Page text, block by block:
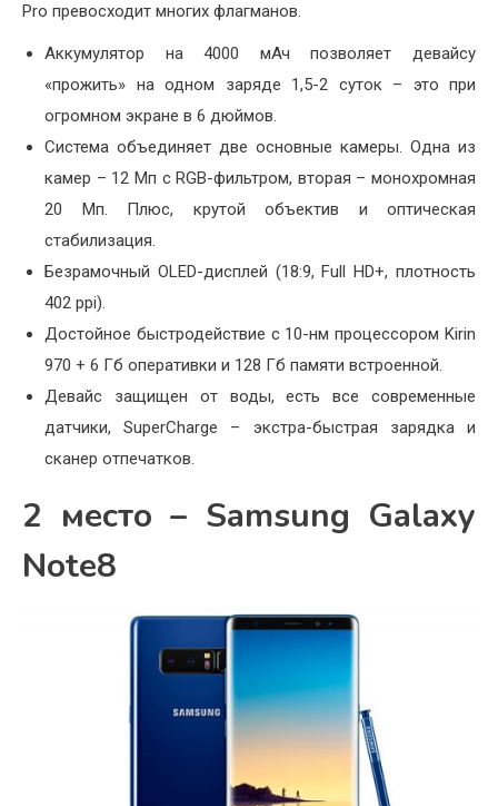
Pro превосходит многих флагманов.
Аккумулятор на 4000 мАч позволяет девайсу
«прожить» на одном заряде 1,5-2 суток – это при
огромном экране в 6 дюймов.
Система объединяет две основные камеры. Одна из
камер – 12 Мп с RGB-фильтром, вторая – монохромная
20 Мп. Плюс, крутой объектив и оптическая
стабилизация.
Безрамочный OLED-дисплей (18:9, Full HD+, плотность
402 ppi).
Достойное быстродействие с 10-нм процессором Kirin
970 + 6 Гб оперативки и 128 Гб памяти встроенной.
Девайс защищен от воды, есть все современные
датчики, SuperCharge – экстра-быстрая зарядка и
сканер отпечатков.
2 место – Samsung Galaxy
Note8